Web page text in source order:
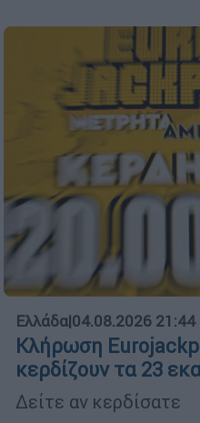
Ελλάδα|04.08.2026 21:44
Κλήρωση
κερδίζουν τα 23
Δείτε αν κερδίσατε